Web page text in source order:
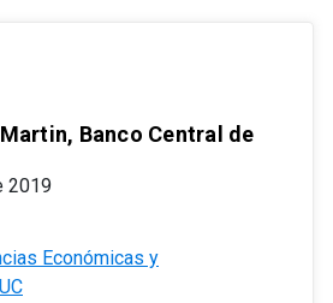
Banco Central de
2019
Económicas y